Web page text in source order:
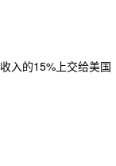
入的15%上交给美国